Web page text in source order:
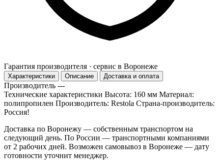
Гарантия производителя · сервис в Воронеже
Характеристики Описание Доставка и оплата
Производитель ---
Технические характеристики Высота: 160 мм Материал:
полипропилен Производитель: Restola Страна-производитель:
Россия!
Доставка по Воронежу — собственным транспортом на
следующий день. По России — транспортными компаниями
от 2 рабочих дней. Возможен самовывоз в Воронеже — дату
готовности уточнит менеджер.